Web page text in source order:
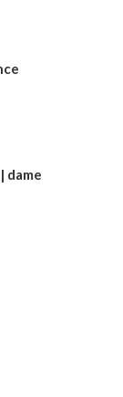
dame